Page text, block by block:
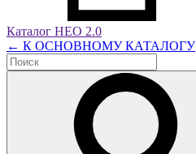
Каталог НЕО 2.0
← К ОСНОВНОМУ КАТАЛОГУ